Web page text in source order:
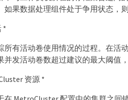
如果数据处理组件处于争用状态，
*
所有活动卷使用情况的过程。在活
并发活动卷数超过建议的最大阈值
资源 *